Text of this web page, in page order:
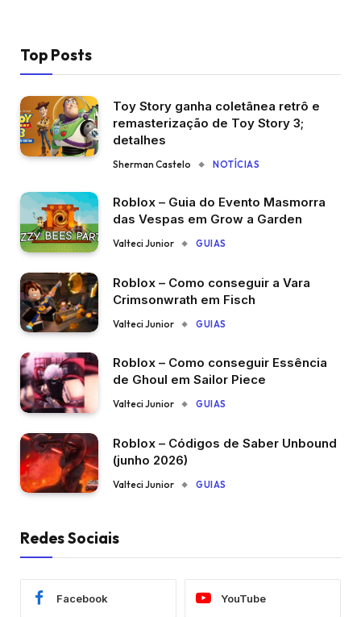
Top Posts
Toy Story ganha coletânea retrô e
remasterização de Toy Story 3;
detalhes
Sherman Castelo NOTÍCIAS
Roblox – Guia do Evento Masmorra
das Vespas em Grow a Garden
Valteci Junior GUIAS
Roblox – Como conseguir a Vara
Crimsonwrath em Fisch
Valteci Junior GUIAS
Roblox – Como conseguir Essência
de Ghoul em Sailor Piece
Valteci Junior GUIAS
Roblox – Códigos de Saber Unbound
(junho 2026)
Valteci Junior GUIAS
Redes Sociais
Facebook YouTube